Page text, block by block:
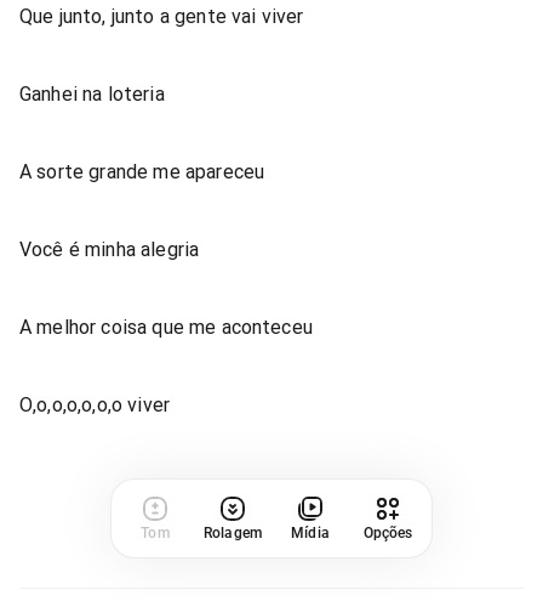
Que junto, junto a gente vai viver
Ganhei na loteria
A sorte grande me apareceu
Você é minha alegria
A melhor coisa que me aconteceu
O,o,o,o,o,o,o viver
Tom Rolagem Mídia Opções